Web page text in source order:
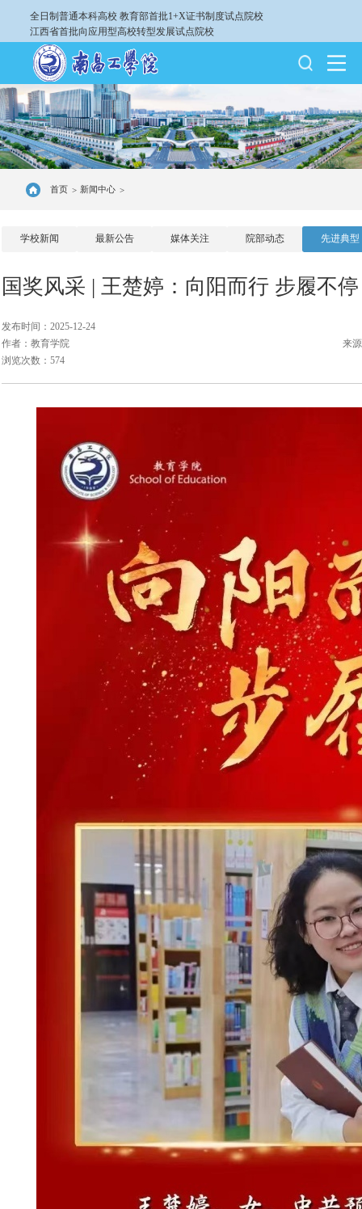
全日制普通本科高校 教育部首批1+X证书制度试点院校
江西省首批向应用型高校转型发展试点院校
首页 > 新闻中心 >
学校新闻 最新公告 媒体关注 院部动态 先进典型
国奖风采 | 王楚婷：向阳而行 步履不停
发布时间：2025-12-24
作者：教育学院
来
浏览次数：574